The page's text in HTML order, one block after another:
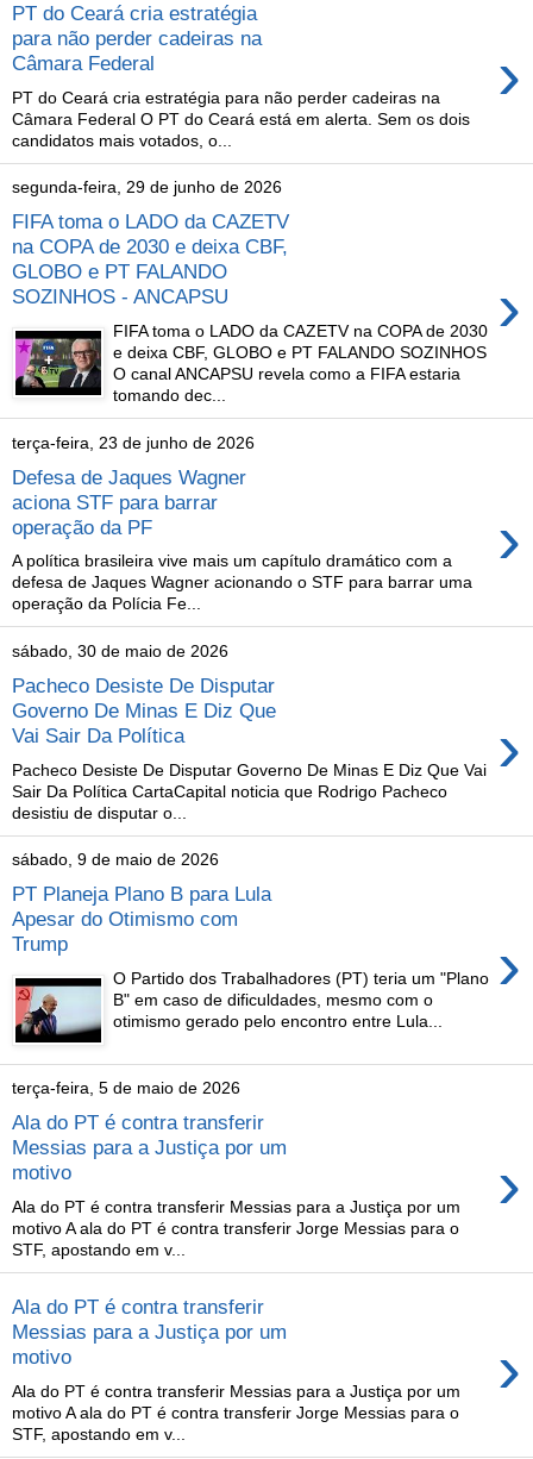
PT do Ceará cria estratégia
para não perder cadeiras na
Câmara Federal
›
PT do Ceará cria estratégia para não perder cadeiras na
Câmara Federal O PT do Ceará está em alerta. Sem os dois
candidatos mais votados, o...
segunda-feira, 29 de junho de 2026
FIFA toma o LADO da CAZETV
na COPA de 2030 e deixa CBF,
GLOBO e PT FALANDO
SOZINHOS - ANCAPSU
›
FIFA toma o LADO da CAZETV na COPA de 2030
e deixa CBF, GLOBO e PT FALANDO SOZINHOS
O canal ANCAPSU revela como a FIFA estaria
tomando dec...
terça-feira, 23 de junho de 2026
Defesa de Jaques Wagner
aciona STF para barrar
operação da PF
›
A política brasileira vive mais um capítulo dramático com a
defesa de Jaques Wagner acionando o STF para barrar uma
operação da Polícia Fe...
sábado, 30 de maio de 2026
Pacheco Desiste De Disputar
Governo De Minas E Diz Que
Vai Sair Da Política
›
Pacheco Desiste De Disputar Governo De Minas E Diz Que Vai
Sair Da Política CartaCapital noticia que Rodrigo Pacheco
desistiu de disputar o...
sábado, 9 de maio de 2026
PT Planeja Plano B para Lula
Apesar do Otimismo com
Trump
›
O Partido dos Trabalhadores (PT) teria um "Plano
B" em caso de dificuldades, mesmo com o
otimismo gerado pelo encontro entre Lula...
terça-feira, 5 de maio de 2026
Ala do PT é contra transferir
Messias para a Justiça por um
motivo
›
Ala do PT é contra transferir Messias para a Justiça por um
motivo A ala do PT é contra transferir Jorge Messias para o
STF, apostando em v...
Ala do PT é contra transferir
Messias para a Justiça por um
motivo
›
Ala do PT é contra transferir Messias para a Justiça por um
motivo A ala do PT é contra transferir Jorge Messias para o
STF, apostando em v...